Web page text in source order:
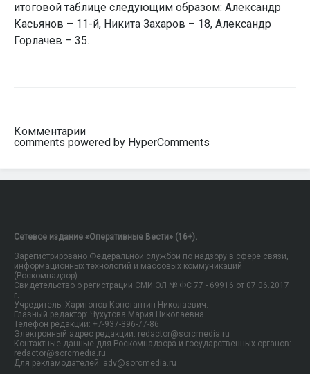
итоговой таблице следующим образом: Александр
Касьянов – 11-й, Никита Захаров – 18, Александр
Горлачев – 35.
Комментарии
comments powered by HyperComments
Сетевое издание «Оперативные Вести» (16+).
Зарегистрировано Федеральной службой по надзору в сфере связи,
информационных технологий и массовых коммуникаций
(Роскомнадзор).
Свидетельство о регистрации СМИ ЭЛ № ФС 77 - 69916 от 07.06.2017
г.
Учредитель: Харитонов Константин Николаевич.
Главный редактор: Чухутова Мария Николаевна.
Телефон редакции: +7-937-396-77-86
Электронный адрес редакции: redactor@sorcmedia.ru
Контактные данные для Роскомнадзора и государственных органов:
redactor@sorcmedia.ru
Для рекламодателей: adv@sorcmedia.ru